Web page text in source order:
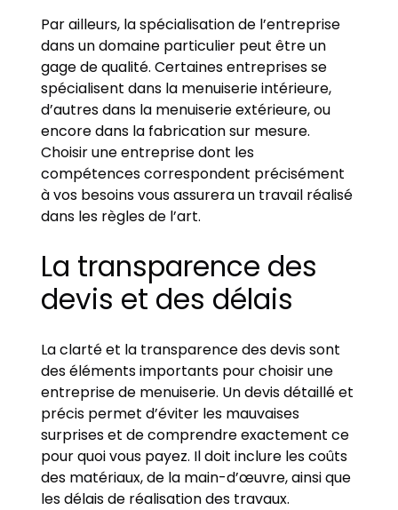
Par ailleurs, la spécialisation de l’entreprise
dans un domaine particulier peut être un
gage de qualité. Certaines entreprises se
spécialisent dans la menuiserie intérieure,
d’autres dans la menuiserie extérieure, ou
encore dans la fabrication sur mesure.
Choisir une entreprise dont les
compétences correspondent précisément
à vos besoins vous assurera un travail réalisé
dans les règles de l’art.
La transparence des
devis et des délais
La clarté et la transparence des devis sont
des éléments importants pour choisir une
entreprise de menuiserie. Un devis détaillé et
précis permet d’éviter les mauvaises
surprises et de comprendre exactement ce
pour quoi vous payez. Il doit inclure les coûts
des matériaux, de la main-d’œuvre, ainsi que
les délais de réalisation des travaux.